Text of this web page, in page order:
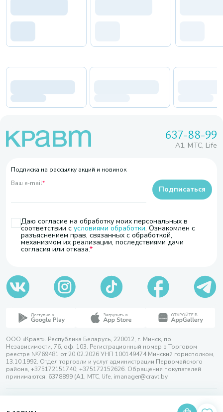
637-88-99
A1, МТС, Life
Подписка на рассылку акций и новинок
Ваш e-mail*
Даю согласие на обработку моих персональных в
соответствии с условиями обработки. Ознакомлен с
разъяснением прав, связанных с обработкой,
механизмом их реализации, последствиями дачи
согласия или отказа.
Подписаться
ООО «Кравт». Республика Беларусь, 220012, г. Минск, пр.
Независимости, 76, оф. 103. Регистрационный номер в Торговом
реестре №769481 от 20.02.2026 УНП 100149474 Минский горисполком,
13.10.1992. Отдел торговли и услуг администрации Первомайского
района, +375172151740; +375172152626. Обращения покупателей
принимаются: 6378899 (А1, МТС, life, imanager@cravt.by.